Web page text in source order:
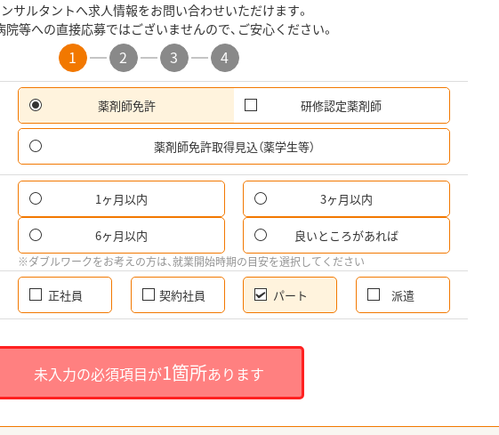
サルタントへ求人情報をお問い合わせいただけます。
院等への直接応募ではございませんので、ご安心ください。
1 2 3 4
薬剤師免許 研修認定薬剤師
薬剤師免許取得見込（薬学生等）
1ヶ月以内 3ヶ月以内
6ヶ月以内 良いところがあれば
※ダブルワークをお考えの方は、就業開始時期の目安を選択してください
正社員 契約社員 パート 派遣
未入力の必須項目が1箇所あります